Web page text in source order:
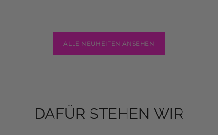
ALLE NEUHEITEN ANSEHEN
DAFÜR STEHEN WIR